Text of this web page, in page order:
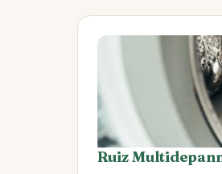
Ruiz